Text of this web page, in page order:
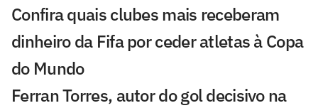
Confira quais clubes mais receberam
dinheiro da Fifa por ceder atletas à Copa
do Mundo
Ferran Torres, autor do gol decisivo na